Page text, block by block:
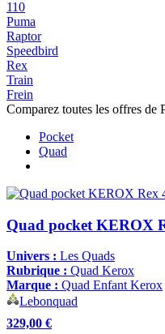
110
Puma
Raptor
Speedbird
Rex
Train
Frein
Comparez toutes les offres de
Pocket
Quad
Quad pocket KEROX
Univers : Les Quads
Rubrique : Quad Kerox
Marque : Quad Enfant Kerox
Lebonquad
329,00 €